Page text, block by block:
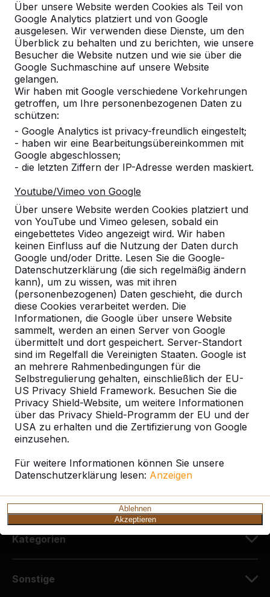
Über unsere Website werden Cookies als Teil von
Google Analytics platziert und von Google
ausgelesen. Wir verwenden diese Dienste, um den
Überblick zu behalten und zu berichten, wie unsere
Besucher die Website nutzen und wie sie über die
Google Suchmaschine auf unsere Website
gelangen.
Wir haben mit Google verschiedene Vorkehrungen
getroffen, um Ihre personenbezogenen Daten zu
schützen:
- Google Analytics ist privacy-freundlich eingestelt;
- haben wir eine Bearbeitungsübereinkommen mit
Google abgeschlossen;
- die letzten Ziffern der IP-Adresse werden maskiert.
Youtube/Vimeo von Google
Über unsere Website werden Cookies platziert und
von YouTube und Vimeo gelesen, sobald ein
eingebettetes Video angezeigt wird. Wir haben
keinen Einfluss auf die Nutzung der Daten durch
Google und/oder Dritte. Lesen Sie die Google-
Datenschutzerklärung (die sich regelmäßig ändern
kann), um zu wissen, was mit ihren
(personenbezogenen) Daten geschieht, die durch
diese Cookies verarbeitet werden. Die
Informationen, die Google über unsere Website
sammelt, werden an einen Server von Google
übermittelt und dort gespeichert. Server-Standort
sind im Regelfall die Vereinigten Staaten. Google ist
an mehrere Rahmenbedingungen für die
Selbstregulierung gehalten, einschließlich der EU-
US Privacy Shield Framework. Besuchen Sie die
Privacy Shield-Website, um weitere Informationen
über das Privacy Shield-Programm der EU und der
USA zu erhalten und die Zertifizierung von Google
einzusehen.
Für weitere Informationen können Sie unsere
Datenschutzerklärung lesen: Anzeigen
Ablehnen
Akzeptieren
Unsere Produkte finden Sie in ganz Europa
und darüber hinaus. Sehen Sie hier, wo Sie
ein HeBlad-Produkt in Ihrer Nähe finden.
Produkt
Alles anzeigen
Kategorie
Alles anzeigen
Ort oder Postleitzahl suchen
Kontakt
HeBlad Deutschland
Diekerstraße 97
42781 Haan
Deutschland
+49 212 934 77 25
info@HeBlad.de
Kundenservice
Kategorien
Sonstige